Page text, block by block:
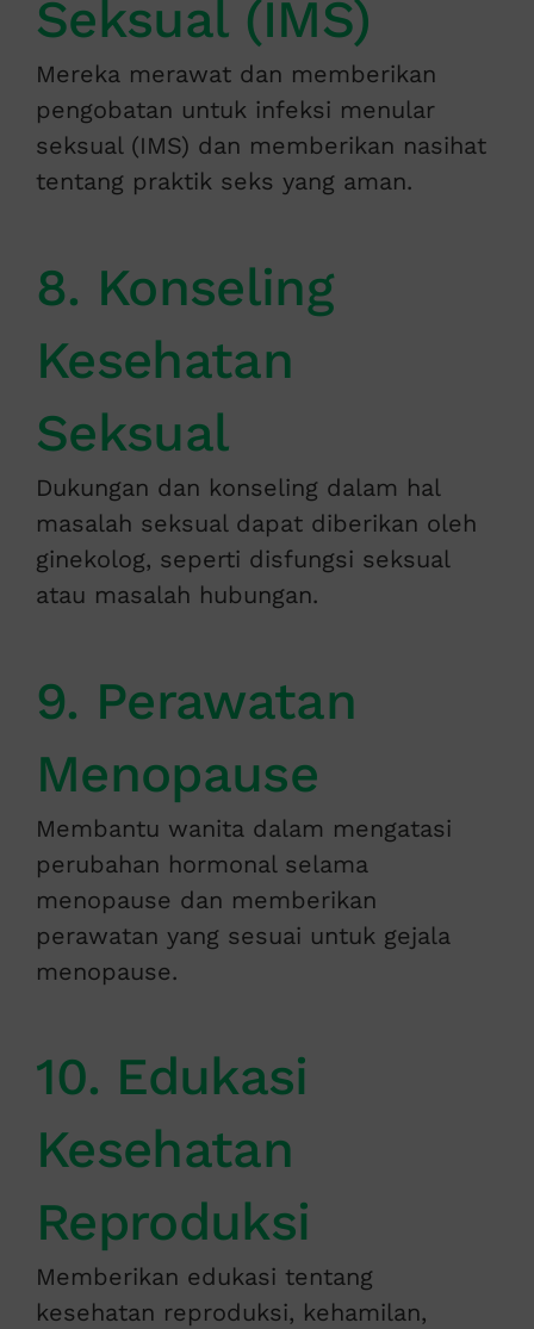
Seksual (IMS)
Mereka merawat dan memberikan
pengobatan untuk infeksi menular
seksual (IMS) dan memberikan nasihat
tentang praktik seks yang aman.
8. Konseling
Kesehatan
Seksual
Dukungan dan konseling dalam hal
masalah seksual dapat diberikan oleh
ginekolog, seperti disfungsi seksual
atau masalah hubungan.
9. Perawatan
Menopause
Membantu wanita dalam mengatasi
perubahan hormonal selama
menopause dan memberikan
perawatan yang sesuai untuk gejala
menopause.
10. Edukasi
Kesehatan
Reproduksi
Memberikan edukasi tentang
kesehatan reproduksi, kehamilan,